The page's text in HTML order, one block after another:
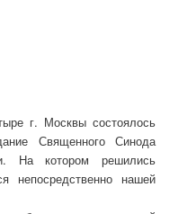
г. Москвы состоялось
Священного Синода
На котором решились
непосредственно нашей